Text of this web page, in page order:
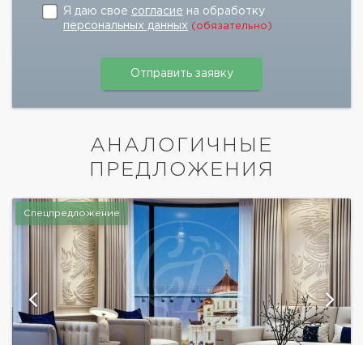
Я даю свое согласие на обработку
персональных данных (обязательно)
АНАЛОГИЧНЫЕ
ПРЕДЛОЖЕНИЯ
Спецпредложение